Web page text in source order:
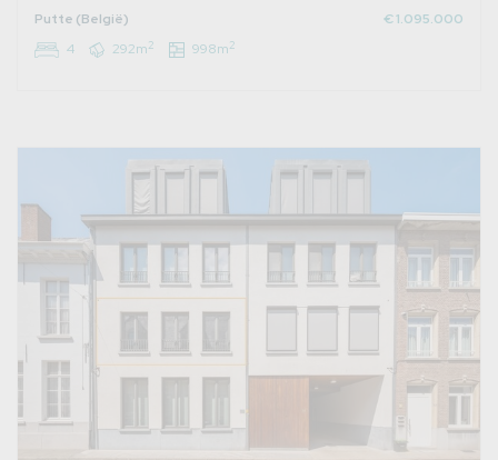
Putte (België)
€ 1.095.000
4
292m2 998m2